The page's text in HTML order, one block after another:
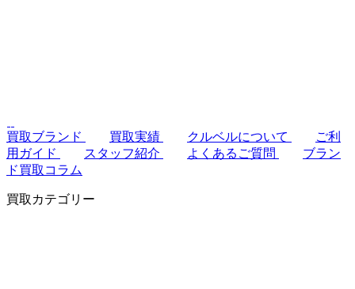
買取ブランド 買取実績 クルベルについて
ご利
用ガイド
スタッフ紹介 よくあるご質問
ブラン
ド買取コラム
買取カテゴリー